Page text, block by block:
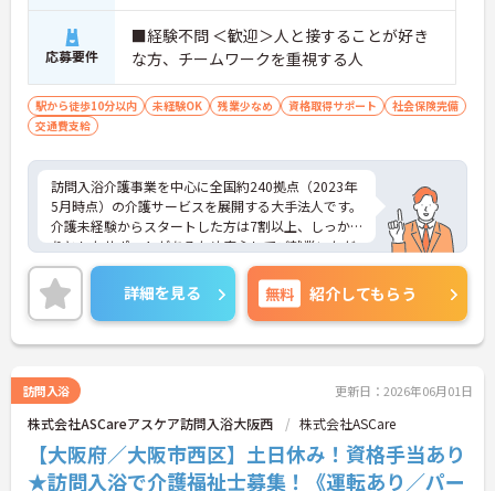
応募要件
■経験不問 ＜歓迎＞人と接することが好き
な方、チームワークを重視する人
駅から徒歩10分以内 未経験OK 残業少なめ 資格取得サポート
社会保険完備
交通費支給
訪問入浴介護事業を中心に全国約240拠点（2023年
5月時点）の介護サービスを展開する大手法人です。
介護未経験からスタートした方は7割以上、しっか
りとしたサポートがあるため安心してご就業いただ
けます。お風呂に入れなくて困っている方に、手を
差し伸べてあげられるとてもやりがいのあるお仕事
です。ご興味ある方には、面接対策ポイントなど、
さらに詳細をお話しいたしますのでお気軽にご相談
ください！
詳細を見る 無料 紹介してもらう
訪問入浴 更新日：2026年06月01日
株式会社ASCareアスケア訪問入浴大阪西 株式会社ASCare
【大阪府／大阪市西区】土日休み！資格手当あり
★訪問入浴で介護福祉士募集！《運転あり／パー